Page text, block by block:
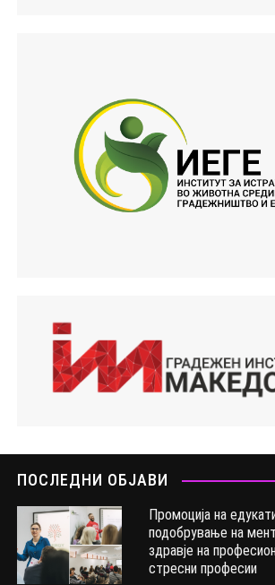
ПОСЛЕДНИ ОБЈАВИ
Промоција на
подобрување на
здравје на
стресни професии